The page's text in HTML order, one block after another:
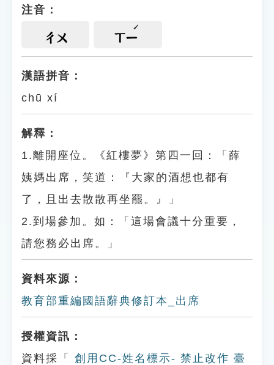
注音：
ㄔㄨ ㄒㄧ
漢語拼音：
chū xí
解釋：
1.離開座位。《紅樓夢》第四一回：「薛
姨媽出席，笑道：『大家的酒想也都有
了，且出去散散再坐罷。』」
2.到場參加。如：「這場會議十分重要，
請您務必出席。」
資料來源：
教育部重編國語辭典修訂本_出席
授權資訊：
資料採「
創用CC-姓名標示- 禁止改作 臺